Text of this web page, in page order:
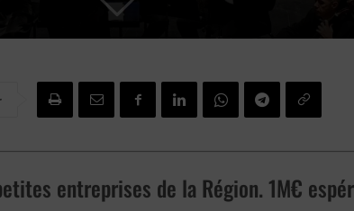
entreprises de la Région. 1M€